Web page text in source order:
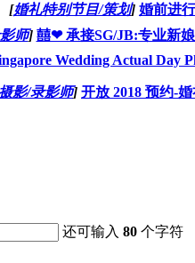
[婚礼特别节目/策划] 婚前进
师] 囍❤ 承接SG/JB:专业新
Wedding Actual Day
影/录影师] 开放 2018 预约-
还可输入80 个字符